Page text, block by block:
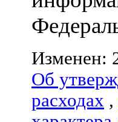
Изменен:
Об
расходах ,